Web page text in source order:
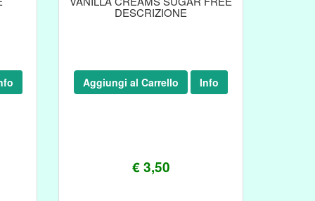
DESCRIZIONE
€ 3,50
Aggiungi al Carrello Info